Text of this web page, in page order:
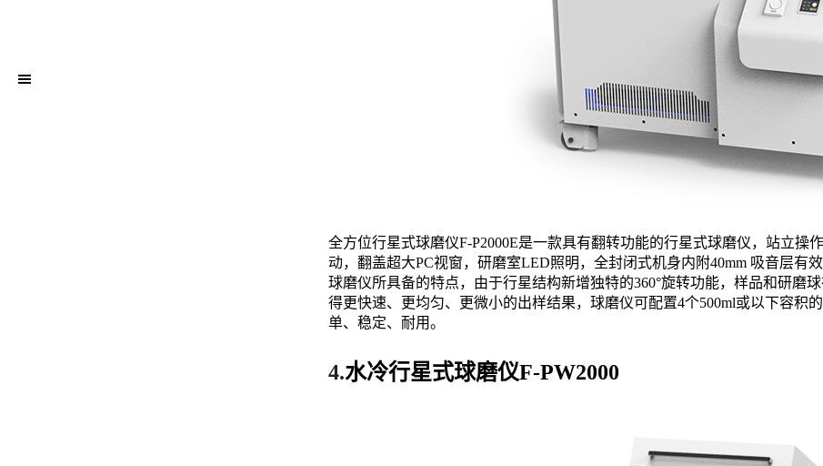
全方位行星式球磨仪F-P2000E是一款具有翻转功能的行星式球磨仪，站立操
动，翻盖超大PC视窗，研磨室LED照明，全封闭式机身内附40mm 吸音层有
球磨仪所具备的特点，由于行星结构新增独特的360°旋转功能，样品和研磨
得更快速、更均匀、更微小的出样结果，球磨仪可配置4个500ml或以下容积
单、稳定、耐用。
4.水冷行星式球磨仪F-PW2000